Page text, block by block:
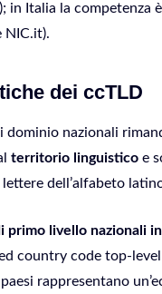
in Italia la competenza
NIC.it).
dei ccTLD
dominio nazionali
territorio linguistico e
dell’alfabeto
primo livello nazionali
country code top-
rappresentano